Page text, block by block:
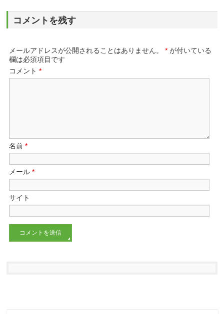
コメントを残す
メールアドレスが公開されることはありません。 * が付いている
欄は必須項目です
コメント*
名前*
メール*
サイト